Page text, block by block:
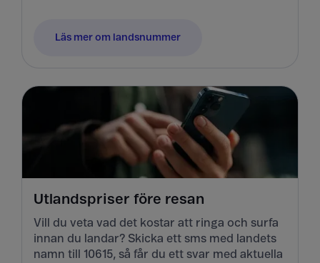
Läs mer om landsnummer
Utlandspriser före resan
Vill du veta vad det kostar att ringa och surfa
innan du landar? Skicka ett sms med landets
namn till 10615, så får du ett svar med aktuella